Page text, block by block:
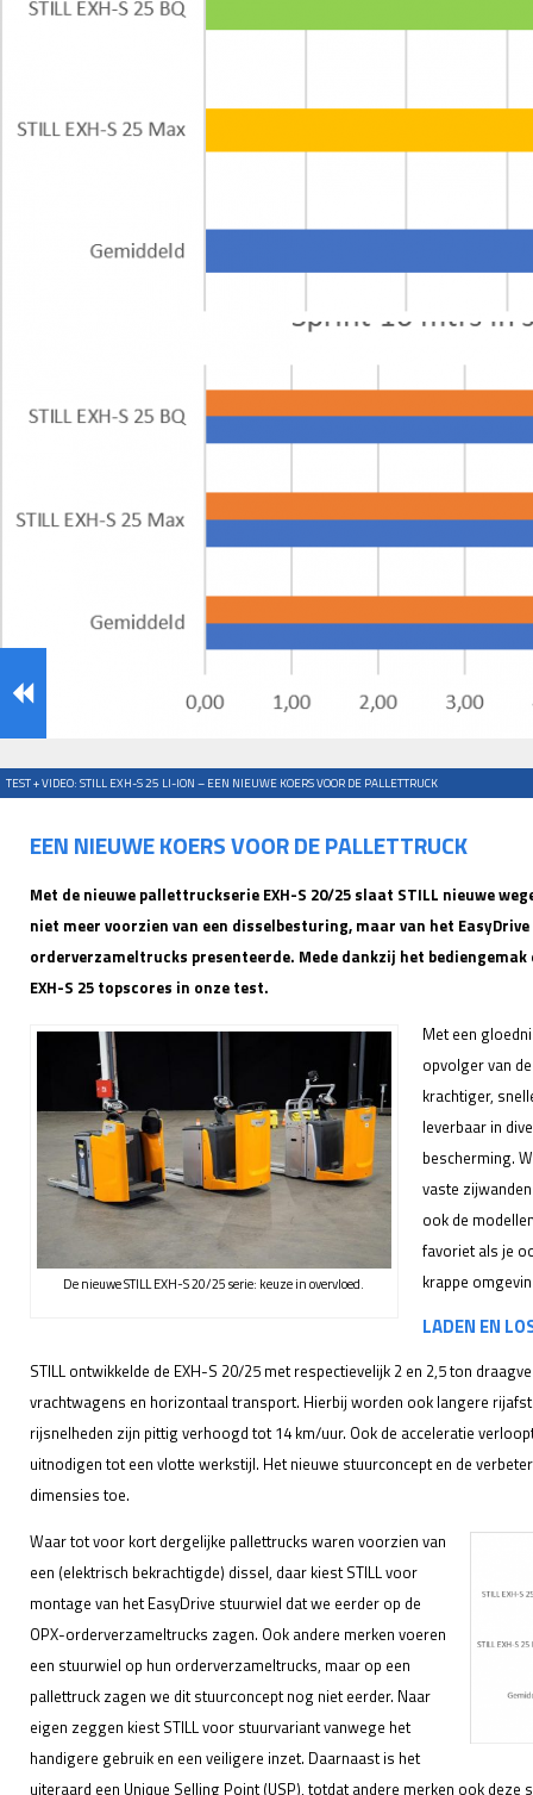
TEST + VIDEO: STILL EXH-S 25 LI-ION – EEN NIEUWE KOERS VOOR DE PALLETTRUCK
EEN NIEUWE KOERS VOOR DE PALLETTRUCK
Met de nieuwe pallettruckserie EXH-S 20/25 slaat STILL nieuwe
niet meer voorzien van een disselbesturing, maar van het
orderverzameltrucks presenteerde. Mede dankzij het
EXH-S 25 topscores in onze test.
De nieuwe STILL EXH-S 20/25 serie: keuze in overvloed.
Met een
opvolger van
krachtiger,
leverbaar in
bescherming.
vaste
ook de
favoriet als je
krappe
LADEN EN
STILL ontwikkelde de EXH-S 20/25 met respectievelijk 2 en 2,5 ton
vrachtwagens en horizontaal transport. Hierbij worden ook langere
rijsnelheden zijn pittig verhoogd tot 14 km/uur. Ook de acceleratie
uitnodigen tot een vlotte werkstijl. Het nieuwe stuurconcept en de
dimensies toe.
Waar tot voor kort dergelijke pallettrucks waren voorzien van
een (elektrisch bekrachtigde) dissel, daar kiest STILL voor
montage van het EasyDrive stuurwiel dat we eerder op de
OPX-orderverzameltrucks zagen. Ook andere merken voeren
een stuurwiel op hun orderverzameltrucks, maar op een
pallettruck zagen we dit stuurconcept nog niet eerder. Naar
eigen zeggen kiest STILL voor stuurvariant vanwege het
handigere gebruik en een veiligere inzet. Daarnaast is het
uiteraard een Unique Selling Point (USP), totdat andere merken ook deze